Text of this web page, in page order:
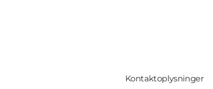
Kontaktoplysninger